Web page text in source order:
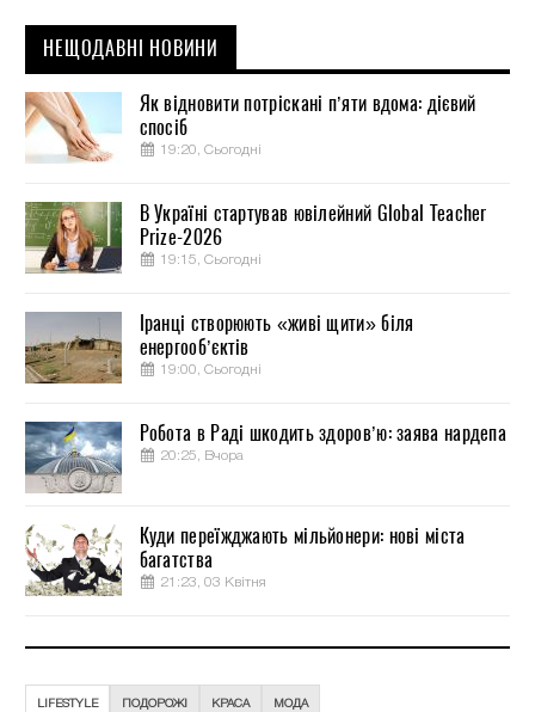
НЕЩОДАВНІ НОВИНИ
Як відновити потріскані п’яти вдома: дієвий
спосіб
19:20, Сьогодні
В Україні стартував ювілейний Global Teacher
Prize-2026
19:15, Сьогодні
Іранці створюють «живі щити» біля
енергооб’єктів
19:00, Сьогодні
Робота в Раді шкодить здоров’ю: заява нардепа
20:25, Вчора
Куди переїжджають мільйонери: нові міста
багатства
21:23, 03 Квітня
LIFESTYLE ПОДОРОЖІ КРАСА МОДА